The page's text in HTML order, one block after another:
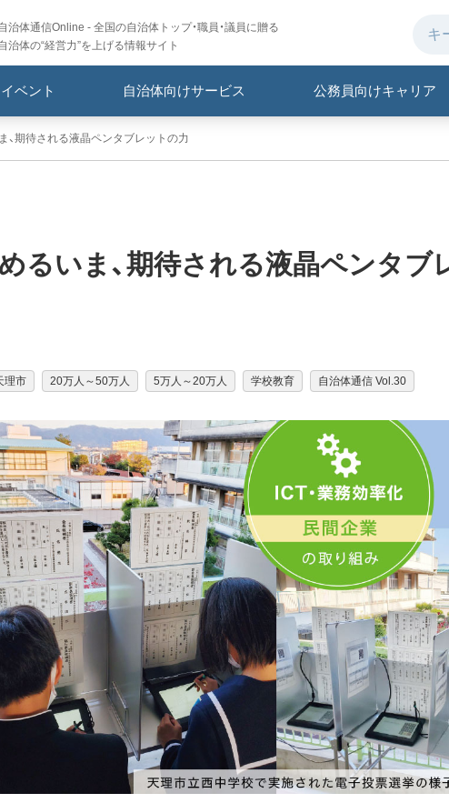
治体通信Online - 全国の自治体トップ・職員・議員に贈る
治体の“経営力”を上げる情報サイト
ベント 自治体向けサービス 公務員向けキャリア
、期待される液晶ペンタブレットの力
るいま、期待される液晶ペンタブ
理市 20万人～50万人 5万人～20万人 学校教育 自治体通信 Vol.30